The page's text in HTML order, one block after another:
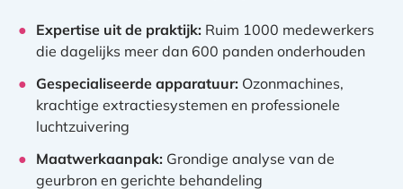
Expertise uit de praktijk: Ruim 1000 medewerkers
die dagelijks meer dan 600 panden onderhouden
Gespecialiseerde apparatuur: Ozonmachines,
krachtige extractiesystemen en professionele
luchtzuivering
Maatwerkaanpak: Grondige analyse van de
geurbron en gerichte behandeling